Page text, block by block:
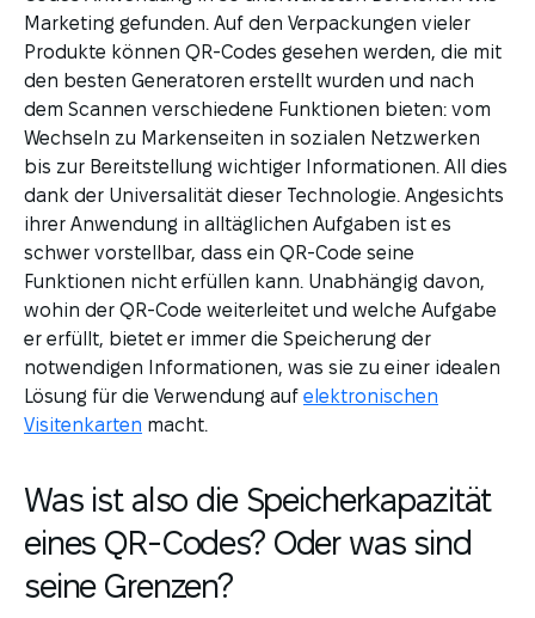
Marketing gefunden. Auf den Verpackungen vieler
Produkte können QR-Codes gesehen werden, die mit
den besten Generatoren erstellt wurden und nach
dem Scannen verschiedene Funktionen bieten: vom
Wechseln zu Markenseiten in sozialen Netzwerken
bis zur Bereitstellung wichtiger Informationen. All dies
dank der Universalität dieser Technologie. Angesichts
ihrer Anwendung in alltäglichen Aufgaben ist es
schwer vorstellbar, dass ein QR-Code seine
Funktionen nicht erfüllen kann. Unabhängig davon,
wohin der QR-Code weiterleitet und welche Aufgabe
er erfüllt, bietet er immer die Speicherung der
notwendigen Informationen, was sie zu einer idealen
Lösung für die Verwendung auf elektronischen
Visitenkarten macht.
Was ist also die Speicherkapazität
eines QR-Codes? Oder was sind
seine Grenzen?